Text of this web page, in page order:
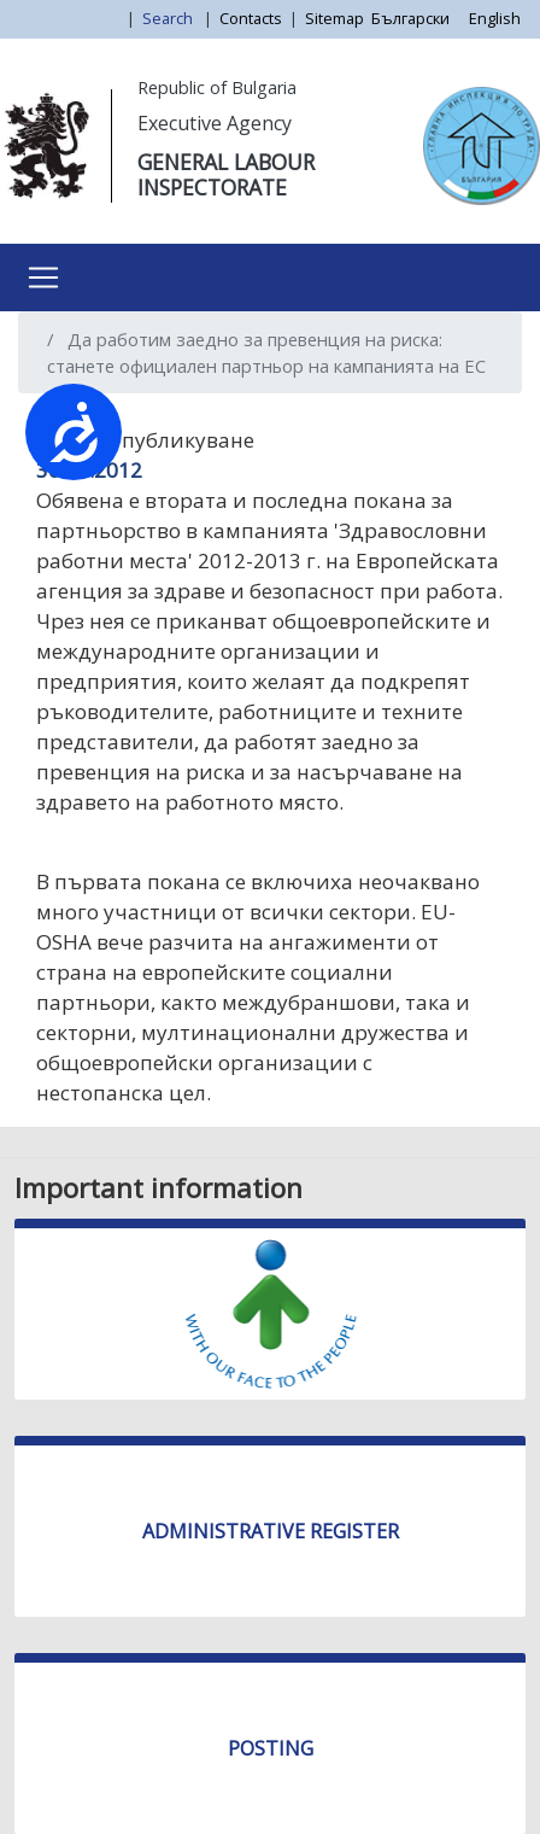
Достъпност
обърнете
внимание:
Този
уебсайт
система
за
достъпност.
Skip
to
main
Български English
| Search | Contacts | Sitemap
Republic of Bulgaria
Executive Agency
GENERAL LABOUR
INSPECTORATE
Да работим заедно за превенция на риска:
станете официален партньор на кампанията на ЕС
Дата на публикуване
30.08.2012
Обявена е втората и последна покана за
партньорство в кампанията 'Здравословни
работни места' 2012-2013 г. на Европейската
агенция за здраве и безопасност при работа.
Чрез нея се приканват общоевропейските и
международните организации и
предприятия, които желаят да подкрепят
ръководителите, работниците и техните
представители, да работят заедно за
превенция на риска и за насърчаване на
здравето на работното място.
В първата покана се включиха неочаквано
много участници от всички сектори. EU-
OSHA вече разчита на ангажименти от
страна на европейските социални
партньори, както междубраншови, така и
секторни, мултинационални дружества и
общоевропейски организации с
нестопанска цел.
Important information
ADMINISTRATIVE REGISTER
POSTING